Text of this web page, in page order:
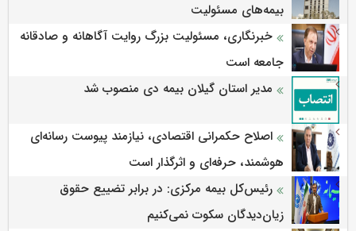
بیمه‌های مسئولیت
خبرنگاری، مسئولیت بزرگ روایت آگاهانه و صادقانه
جامعه است
مدیر استان گیلان بیمه دی منصوب شد
اصلاح حکمرانی اقتصادی، نیازمند پیوست رسانه‌ای
هوشمند، حرفه‌ای و اثرگذار است
رئیس‌کل بیمه مرکزی: در برابر تضییع حقوق
زیان‌دیدگان سکوت نمی‌کنیم